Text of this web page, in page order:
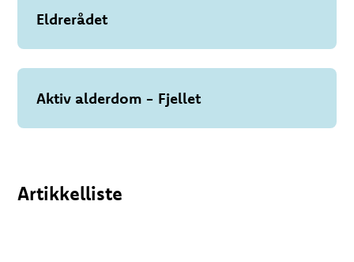
Eldrerådet
Aktiv alderdom - Fjellet
Artikkelliste